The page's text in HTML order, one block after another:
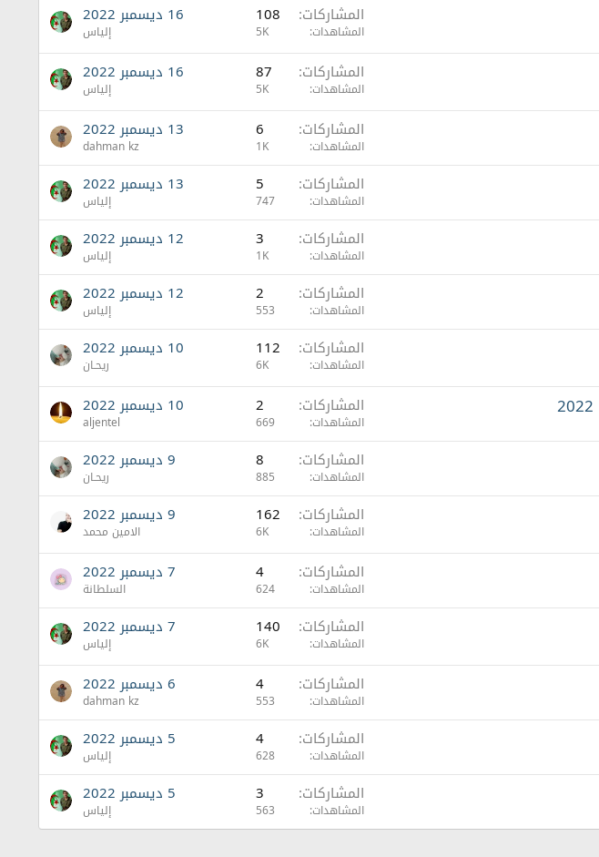
المشاركات 108
المشاهدات 5K
16 ديسمبر 2022
إلياس
المشاركات 87
المشاهدات 5K
16 ديسمبر 2022
إلياس
المشاركات 6
المشاهدات 1K
13 ديسمبر 2022
dahman kz
المشاركات 5
المشاهدات 747
13 ديسمبر 2022
إلياس
المشاركات 3
المشاهدات 1K
12 ديسمبر 2022
إلياس
المشاركات 2
المشاهدات 553
12 ديسمبر 2022
إلياس
المشاركات 112
المشاهدات 6K
10 ديسمبر 2022
ريحـان
المشاركات 2
المشاهدات 669
10 ديسمبر 2022
aljentel
المشاركات 8
المشاهدات 885
9 ديسمبر 2022
ريحـان
المشاركات 162
المشاهدات 6K
9 ديسمبر 2022
الامين محمد
المشاركات 4
المشاهدات 624
7 ديسمبر 2022
السلطانة
المشاركات 140
المشاهدات 6K
7 ديسمبر 2022
إلياس
المشاركات 4
المشاهدات 553
6 ديسمبر 2022
dahman kz
المشاركات 4
المشاهدات 628
5 ديسمبر 2022
إلياس
المشاركات 3
المشاهدات 563
5 ديسمبر 2022
إلياس